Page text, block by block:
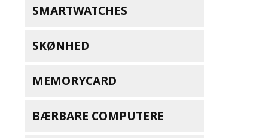
SMARTWATCHES
SKØNHED
MEMORYCARD
BÆRBARE COMPUTERE